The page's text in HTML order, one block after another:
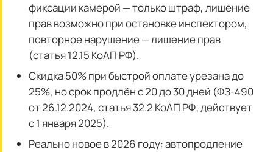
фиксации камерой — только штраф, лишение
прав возможно при остановке инспектором,
повторное нарушение — лишение прав
(статья 12.15 КоАП РФ).
Скидка 50% при быстрой оплате урезана до
25%, но срок продлён с 20 до 30 дней (ФЗ-490
от 26.12.2024, статья 32.2 КоАП РФ; действует
с 1 января 2025).
Реально новое в 2026 году: автопродление